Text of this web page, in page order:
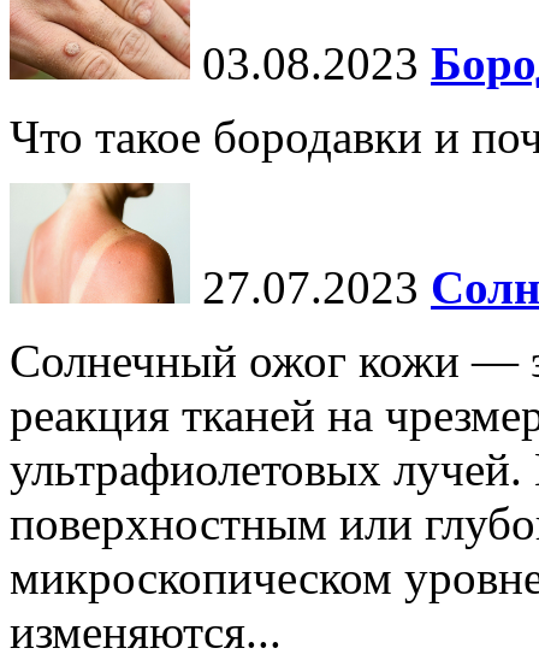
03.08.2023
Что такое бородавки и
27.07.2023
Солнечный ожог кожи —
реакция тканей на
ультрафиолетовых
поверхностным или
микроскопическом
изменяются...